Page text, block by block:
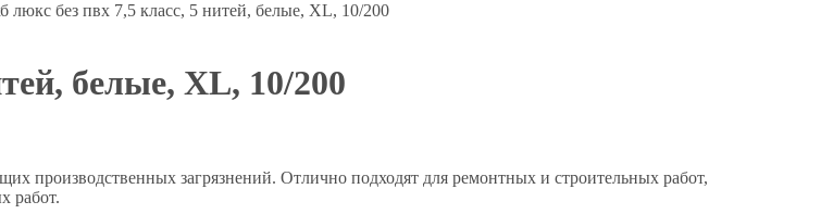
люкс без пвх 7,5 класс, 5 нитей, белые, XL, 10/200
белые, XL, 10/200
производственных загрязнений. Отлично подходят для ремонтных и строительных работ,
работ.